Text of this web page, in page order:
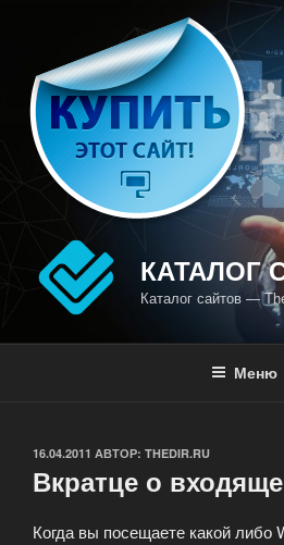
содержимому
КАТАЛОГ
Каталог сайтов —
Меню
ОПУБЛИКОВАНО
16.04.2011 АВТОР: THEDIR.RU
Вкратце о
Когда вы посещаете какой либо